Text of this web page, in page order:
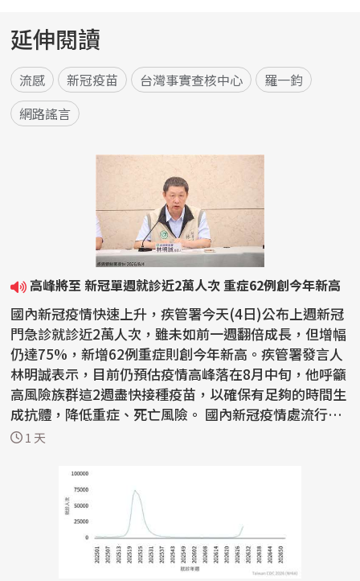
延伸閱讀
流感 新冠疫苗 台灣事實查核中心
羅一鈞
網路謠言
高峰將至 新冠單週就診近2萬人次 重症62例創今年新高
國內新冠疫情快速上升，疾管署今天(4日)公布上週新冠
門急診就診近2萬人次，雖未如前一週翻倍成長，但增幅
仍達75%，新增62例重症則創今年新高。疾管署發言人
林明誠表示，目前仍預估疫情高峰落在8月中旬，他呼籲
高風險族群這2週盡快接種疫苗，以確保有足夠的時間生
成抗體，降低重症、死亡風險。 國內新冠疫情處流行期
且...1 天